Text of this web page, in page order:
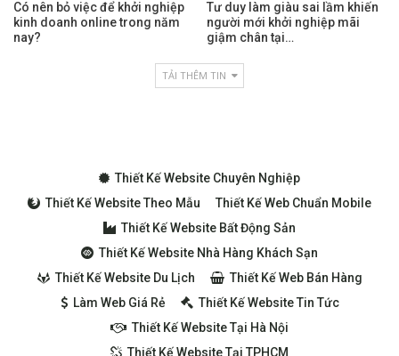
Có nên bỏ việc để khởi nghiệp
kinh doanh online trong năm
nay?
Tư duy làm giàu sai lầm khiến
người mới khởi nghiệp mãi
giậm chân tại…
TẢI THÊM TIN
Thiết Kế Website Chuyên Nghiệp
Thiết Kế Website Theo Mẫu
Thiết Kế Web Chuẩn Mobile
Thiết Kế Website Bất Động Sản
Thiết Kế Website Nhà Hàng Khách Sạn
Thiết Kế Website Du Lịch
Thiết Kế Web Bán Hàng
Làm Web Giá Rẻ
Thiết Kế Website Tin Tức
Thiết Kế Website Tại Hà Nội
Thiết Kế Website Tại TPHCM